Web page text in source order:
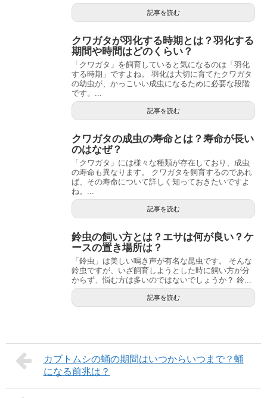
記事を読む
クワガタが羽化する時期とは？羽化する
期間や時間はどのくらい？
「クワガタ」を飼育していると気になるのは「羽化
する時期」ですよね。 羽化は大切に育てたクワガタ
の幼虫が、かっこいい成虫になるために必要な段階
です。...
記事を読む
クワガタの成虫の寿命とは？寿命が長い
のはなぜ？
「クワガタ」には様々な種類が存在しており、成虫
の寿命も異なります。 クワガタを飼育するのであれ
ば、その寿命について詳しく知っておきたいですよ
ね。...
記事を読む
鈴虫の飼い方とは？エサは何が良い？ケ
ースの置き場所は？
「鈴虫」は美しい鳴き声が有名な昆虫です。 そんな
鈴虫ですが、いざ飼育しようとした時に飼い方が分
からず、悩む方は多いのではないでしょうか？ 鈴...
記事を読む
カブトムシの蛹の期間はいつからいつまで？蛹
になる前兆は？